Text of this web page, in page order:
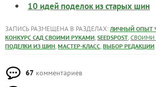
10 идей поделок из старых шин
ЗАПИСЬ РАЗМЕЩЕНА В РАЗДЕЛАХ: ЛИЧНЫЙ ОПЫТ
КОНКУРС САД СВОИМИ РУКАМИ, SEEDSPOST, СВОИМИ
ПОДЕЛКИ ИЗ ШИН, МАСТЕР-КЛАСС, ВЫБОР РЕДАКЦИИ
67 комментариев